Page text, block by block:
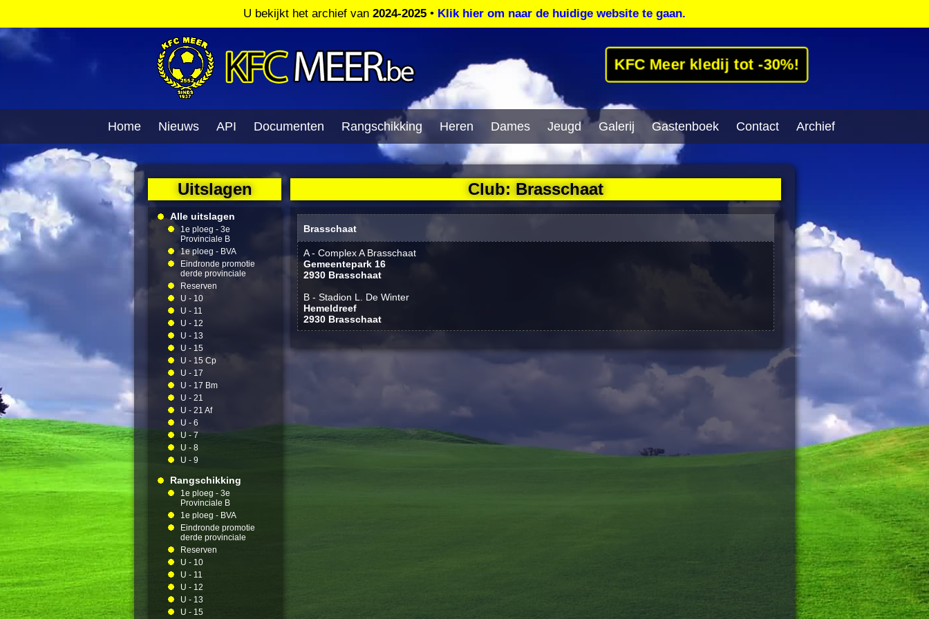
U bekijkt het archief van 2024-2025 • Klik hier om naar de huidige website te gaan.
KFC Meer kledij tot -30%!
Home Nieuws API Documenten Rangschikking Heren Dames Jeugd Galerij Gastenboek Contact Archief
Uitslagen
Alle uitslagen
1e ploeg - 3e
Provinciale B
1e ploeg - BVA
Eindronde promotie
derde provinciale
Reserven
U - 10
U - 11
U - 12
U - 13
U - 15
U - 15 Cp
U - 17
U - 17 Bm
U - 21
U - 21 Af
U - 6
U - 7
U - 8
U - 9
Rangschikking
1e ploeg - 3e
Provinciale B
1e ploeg - BVA
Eindronde promotie
derde provinciale
Reserven
U - 10
U - 11
U - 12
U - 13
U - 15
Club: Brasschaat
Brasschaat
A - Complex A Brasschaat
Gemeentepark 16
2930 Brasschaat
B - Stadion L. De Winter
Hemeldreef
2930 Brasschaat